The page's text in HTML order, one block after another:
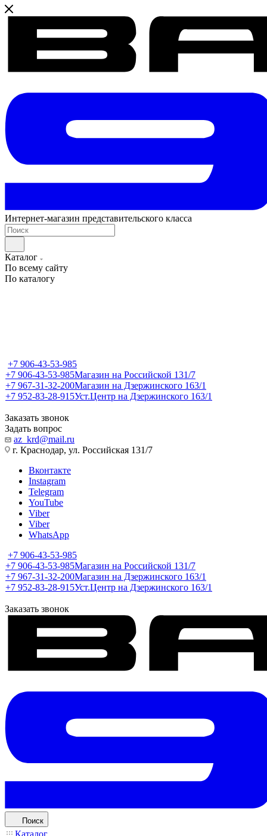
Интернет-магазин представительского класса
Каталог
По всему сайту
По каталогу
+7 906-43-53-985
+7 906-43-53-985Магазин на Российской 131/7
+7 967-31-32-200Магазин на Дзержинского 163/1
+7 952-83-28-915Уст.Центр на Дзержинского 163/1
Заказать звонок
Задать вопрос
az_krd@mail.ru
г. Краснодар, ул. Российская 131/7
Вконтакте
Instagram
Telegram
YouTube
Viber
Viber
WhatsApp
+7 906-43-53-985
+7 906-43-53-985Магазин на Российской 131/7
+7 967-31-32-200Магазин на Дзержинского 163/1
+7 952-83-28-915Уст.Центр на Дзержинского 163/1
Заказать звонок
Поиск